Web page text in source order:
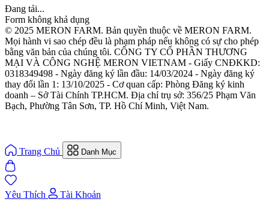
Đang tải...
Form không khả dụng
© 2025 MERON FARM. Bản quyền thuộc về MERON FARM.
Mọi hành vi sao chép đều là phạm pháp nếu không có sự cho phép
bằng văn bản của chúng tôi. CÔNG TY CỔ PHẦN THƯƠNG
MẠI VÀ CÔNG NGHỆ MERON VIETNAM - Giấy CNĐKKD:
0318349498 - Ngày đăng ký lần đầu: 14/03/2024 - Ngày đăng ký
thay đổi lần 1: 13/10/2025 - Cơ quan cấp: Phòng Đăng ký kinh
doanh – Sở Tài Chính TP.HCM. Địa chỉ trụ sở: 356/25 Phạm Văn
Bạch, Phường Tân Sơn, TP. Hồ Chí Minh, Việt Nam.
Trang Chủ Danh Mục
Yêu Thích Tài Khoản